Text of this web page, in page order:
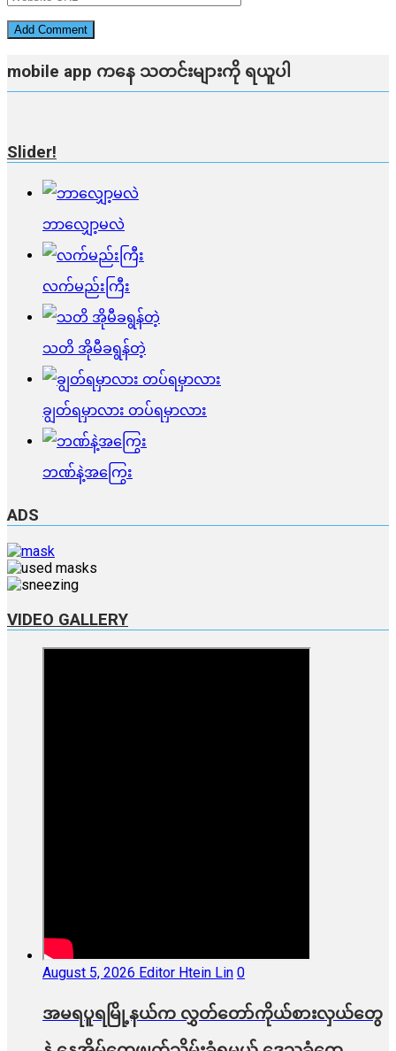
mobile app ​​ကနေ ​​သတင်းများကို ရယူပါ
Slider!
ဘာလျှော့မလဲ
လက်မည်းကြီး
သတိ အိုမီခရွန်တဲ့
ချွတ်ရမှာလား တပ်ရမှာလား
ဘဏ်နဲ့အကြွေး
ADS
VIDEO GALLERY
August 5, 2026 Editor Htein Lin 0
အမရပူရမြို့နယ်က လွှတ်တော်ကိုယ်စားလှယ်တွေ